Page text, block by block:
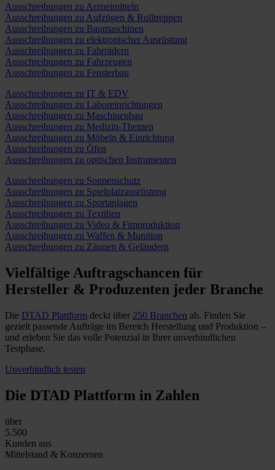
Ausschreibungen zu Arzneimitteln
Ausschreibungen zu Aufzügen & Rolltreppen
Ausschreibungen zu Baumaschinen
Ausschreibungen zu elektronischer Ausrüstung
Ausschreibungen zu Fahrrädern
Ausschreibungen zu Fahrzeugen
Ausschreibungen zu Fensterbau
Ausschreibungen zu IT & EDV
Ausschreibungen zu Laboreinrichtungen
Ausschreibungen zu Maschinenbau
Ausschreibungen zu Medizin-Themen
Ausschreibungen zu Möbeln & Einrichtung
Ausschreibungen zu Öfen
Ausschreibungen zu optischen Instrumenten
Ausschreibungen zu Sonnenschutz
Ausschreibungen zu Spielplatzausrüstung
Ausschreibungen zu Sportanlagen
Ausschreibungen zu Textilien
Ausschreibungen zu Video & Fimproduktion
Ausschreibungen zu Waffen & Munition
Ausschreibungen zu Zäunen & Geländern
Vielfältige Auftragschancen für
Hersteller & Produzenten jeder Branche
Die DTAD Plattform deckt über 250 Branchen ab. Finden Sie
gezielt passende Aufträge im Bereich Herstellung und Produktion –
und erleben Sie das volle Potenzial in Ihrer unverbindlichen
Testphase.
Unverbindlich testen
Die DTAD Plattform in Zahlen
über
5.500
Kunden aus
Mittelstand & Konzernen